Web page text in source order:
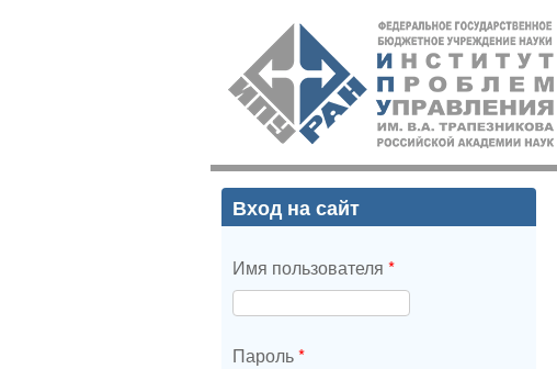
ИПУ
РАН
Вход на сайт
Имя пользователя *
Пароль*